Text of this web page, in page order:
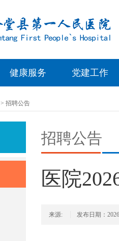
健康服务 党建工作
招聘公告
招聘公告
医院
来源: 发布日期：